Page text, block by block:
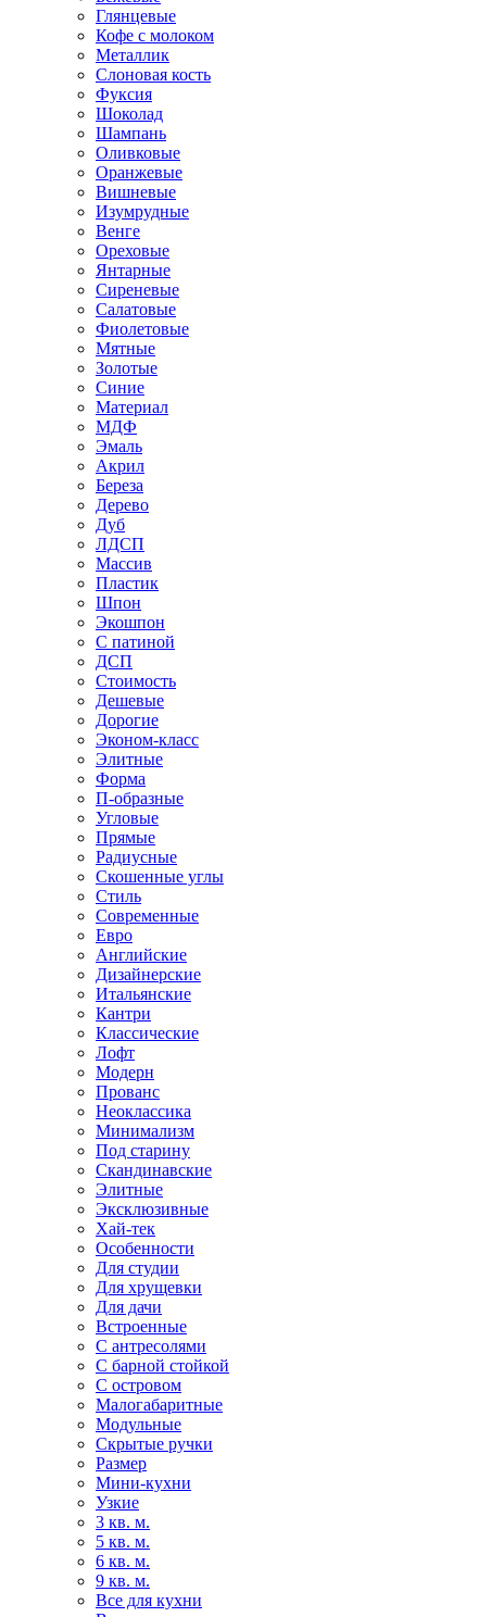
Глянцевые
Кофе с молоком
Металлик
Слоновая кость
Фуксия
Шоколад
Шампань
Оливковые
Оранжевые
Вишневые
Изумрудные
Венге
Ореховые
Янтарные
Сиреневые
Салатовые
Фиолетовые
Мятные
Золотые
Синие
Материал
МДФ
Эмаль
Акрил
Береза
Дерево
Дуб
ЛДСП
Массив
Пластик
Шпон
Экошпон
С патиной
ДСП
Стоимость
Дешевые
Дорогие
Эконом-класс
Элитные
Форма
П-образные
Угловые
Прямые
Радиусные
Скошенные углы
Стиль
Современные
Евро
Английские
Дизайнерские
Итальянские
Кантри
Классические
Лофт
Модерн
Прованс
Неоклассика
Минимализм
Под старину
Скандинавские
Элитные
Эксклюзивные
Хай-тек
Особенности
Для студии
Для хрущевки
Для дачи
Встроенные
С антресолями
С барной стойкой
С островом
Малогабаритные
Модульные
Скрытые ручки
Размер
Мини-кухни
Узкие
3 кв. м.
5 кв. м.
6 кв. м.
9 кв. м.
Все для кухни